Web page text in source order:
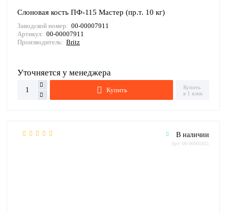
Слоновая кость ПФ-115 Мастер (пр.т. 10 кг)
Заводской номер: 00-00007911
Артикул: 00-00007911
Производитель: Britz
Уточняется у менеджера
Купить
Купить
в 1 клик
В наличии
Арт: 00-00005831